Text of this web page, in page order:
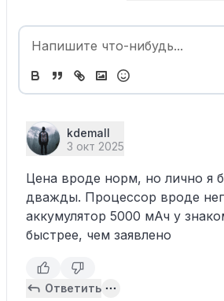
kdemall
3 окт 2025
Цена вроде норм, но лично я
дважды. Процессор вроде
аккумулятор 5000 мАч у
быстрее, чем заявлено
Ответить